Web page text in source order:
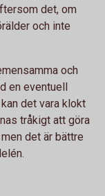
det, om
och inte
och
en eventuell
det vara klokt
tråkigt att göra
det är bättre